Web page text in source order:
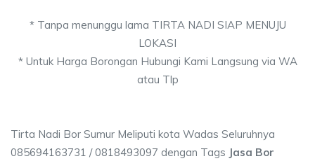
* Tanpa menunggu lama TIRTA NADI SIAP MENUJU
LOKASI
* Untuk Harga Borongan Hubungi Kami Langsung via WA
atau Tlp
Tirta Nadi Bor Sumur Meliputi kota Wadas Seluruhnya
085694163731 / 0818493097 dengan Tags Jasa Bor